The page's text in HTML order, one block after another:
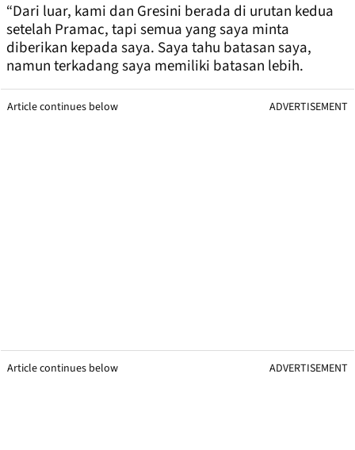
“Dari luar, kami dan Gresini berada di urutan kedua
setelah Pramac, tapi semua yang saya minta
diberikan kepada saya. Saya tahu batasan saya,
namun terkadang saya memiliki batasan lebih.
Article continues below ADVERTISEMENT
Article continues below ADVERTISEMENT